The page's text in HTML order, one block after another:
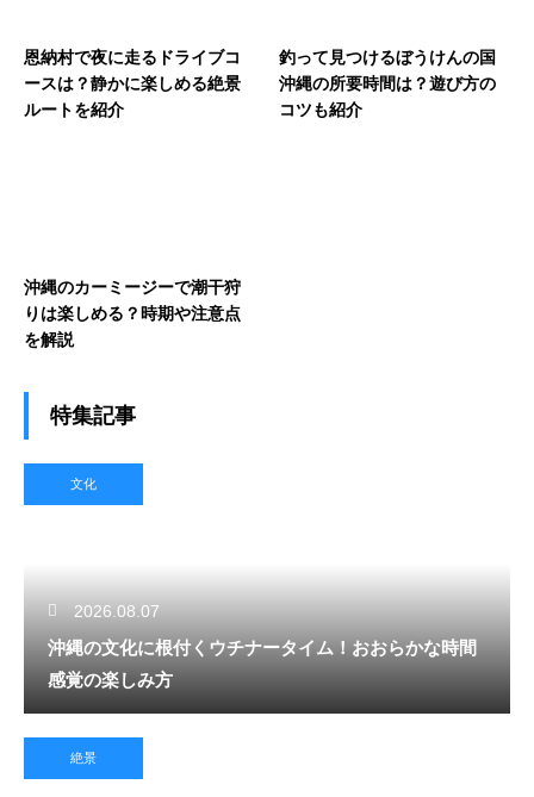
恩納村で夜に走るドライブコ
ースは？静かに楽しめる絶景
ルートを紹介
釣って見つけるぼうけんの国
沖縄の所要時間は？遊び方の
コツも紹介
沖縄のカーミージーで潮干狩
りは楽しめる？時期や注意点
を解説
特集記事
文化
2026.08.07
沖縄の文化に根付くウチナータイム！おおらかな時間
感覚の楽しみ方
絶景